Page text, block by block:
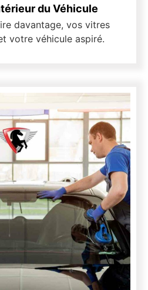
du Véhicule
davantage, vos vitres
votre véhicule aspiré.